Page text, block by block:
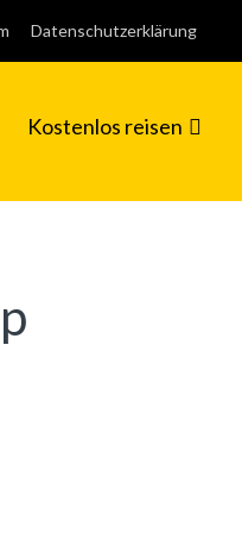
Datenschutzerklärung
Kostenlos reisen